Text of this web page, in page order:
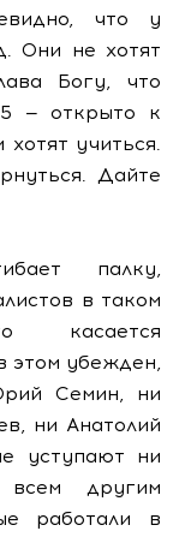
что у
Они не хотят
Богу, что
— открыто к
учиться.
Дайте
палку,
в таком
касается
этом убежден,
Семин, ни
ни Анатолий
уступают ни
другим
работали в